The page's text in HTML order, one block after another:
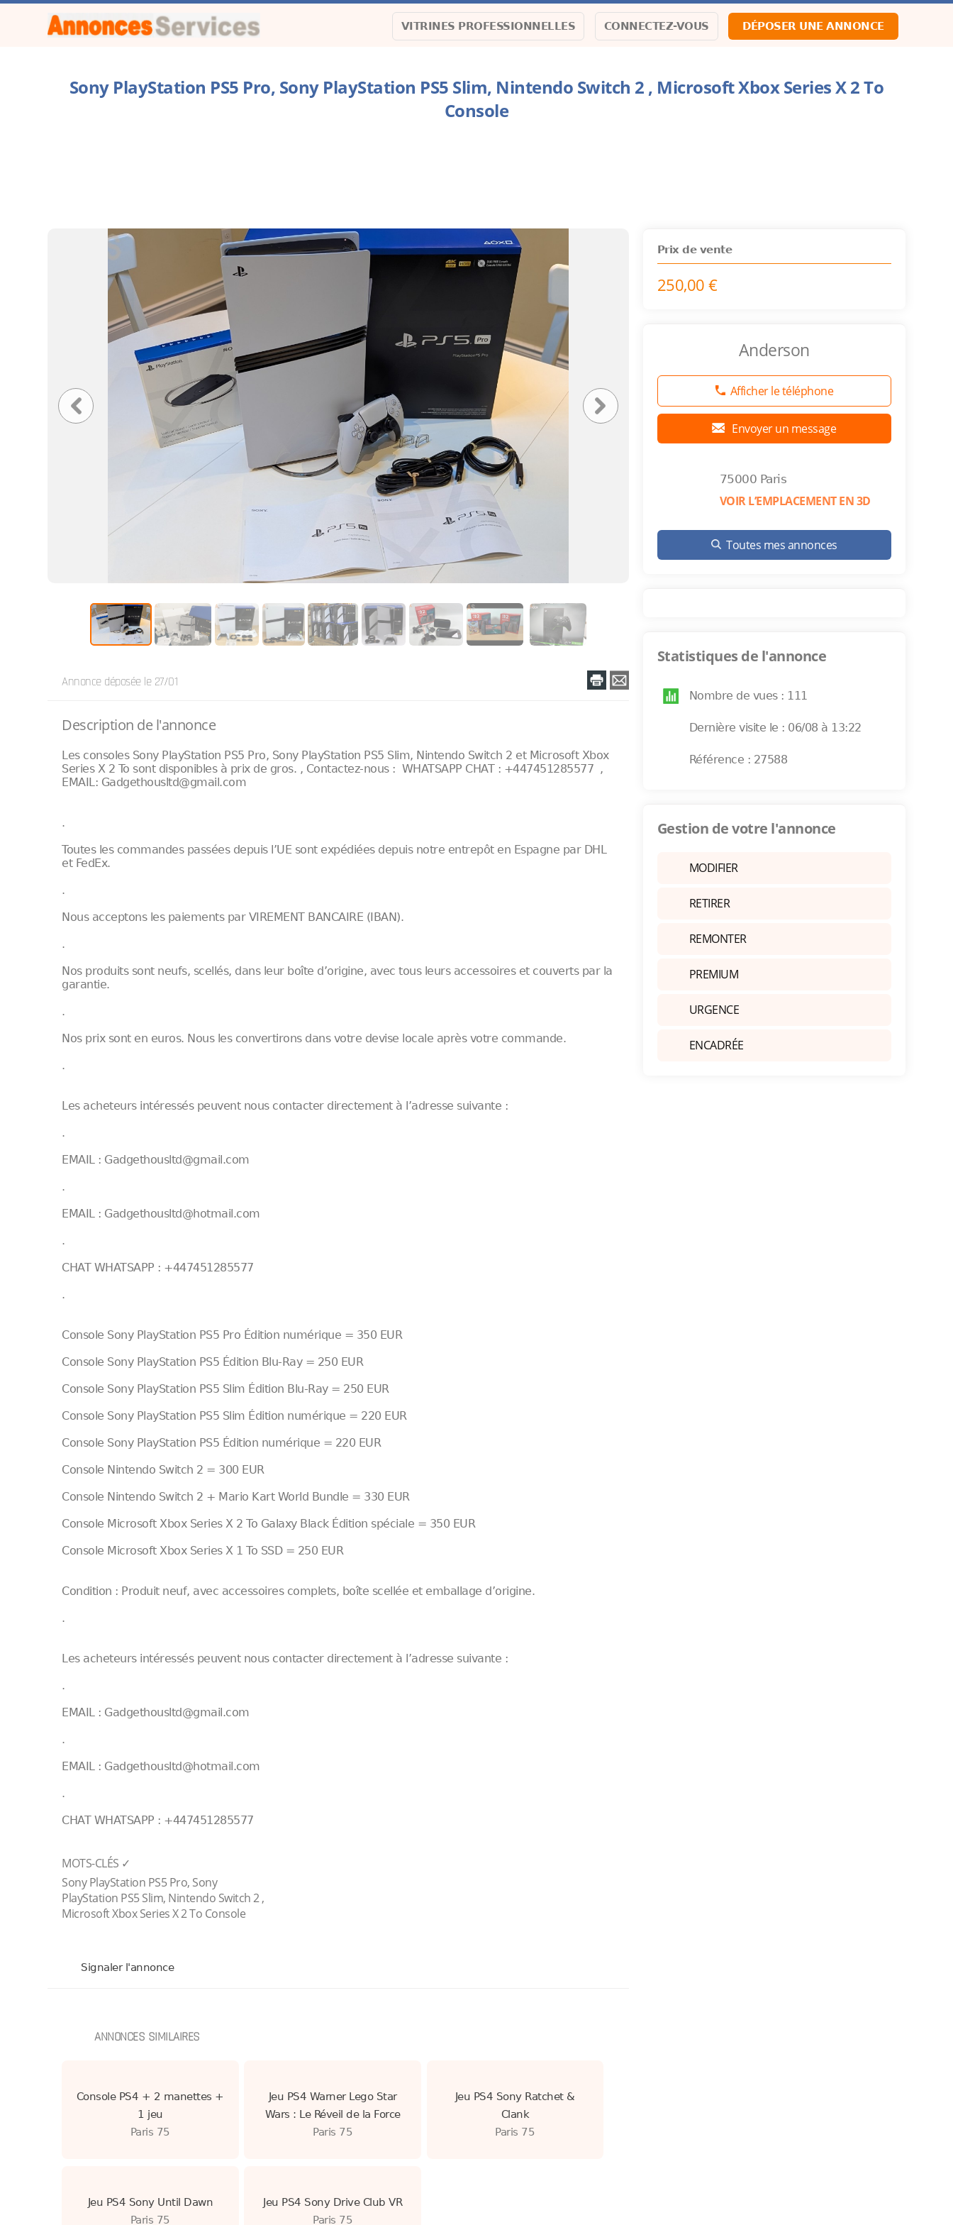
VITRINES PROFESSIONNELLES CONNECTEZ-VOUS DÉPOSER UNE ANNONCE
Sony PlayStation PS5 Pro, Sony PlayStation PS5 Slim, Nintendo Switch 2 , Microsoft Xbox Series X 2 To
Console
Annonce déposée le 27/01
Description de l'annonce
Les consoles Sony PlayStation PS5 Pro, Sony PlayStation PS5 Slim, Nintendo Switch 2 et Microsoft Xbox
Series X 2 To sont disponibles à prix de gros. , Contactez-nous : WHATSAPP CHAT : +447451285577 ,
EMAIL: Gadgethousltd@gmail.com
.
Toutes les commandes passées depuis l’UE sont expédiées depuis notre entrepôt en Espagne par DHL
et FedEx.
.
Nous acceptons les paiements par VIREMENT BANCAIRE (IBAN).
.
Nos produits sont neufs, scellés, dans leur boîte d’origine, avec tous leurs accessoires et couverts par la
garantie.
.
Nos prix sont en euros. Nous les convertirons dans votre devise locale après votre commande.
.
Les acheteurs intéressés peuvent nous contacter directement à l’adresse suivante :
.
EMAIL : Gadgethousltd@gmail.com
.
EMAIL : Gadgethousltd@hotmail.com
.
CHAT WHATSAPP : +447451285577
.
Console Sony PlayStation PS5 Pro Édition numérique = 350 EUR
Console Sony PlayStation PS5 Édition Blu-Ray = 250 EUR
Console Sony PlayStation PS5 Slim Édition Blu-Ray = 250 EUR
Console Sony PlayStation PS5 Slim Édition numérique = 220 EUR
Console Sony PlayStation PS5 Édition numérique = 220 EUR
Console Nintendo Switch 2 = 300 EUR
Console Nintendo Switch 2 + Mario Kart World Bundle = 330 EUR
Console Microsoft Xbox Series X 2 To Galaxy Black Édition spéciale = 350 EUR
Console Microsoft Xbox Series X 1 To SSD = 250 EUR
Condition : Produit neuf, avec accessoires complets, boîte scellée et emballage d’origine.
.
Les acheteurs intéressés peuvent nous contacter directement à l’adresse suivante :
.
EMAIL : Gadgethousltd@gmail.com
.
EMAIL : Gadgethousltd@hotmail.com
.
CHAT WHATSAPP : +447451285577
MOTS-CLÉS ✓
Sony PlayStation PS5 Pro, Sony
PlayStation PS5 Slim, Nintendo Switch 2 ,
Microsoft Xbox Series X 2 To Console
Signaler l'annonce
ANNONCES SIMILAIRES
Console PS4 + 2 manettes +
1 jeu
Paris 75
Jeu PS4 Warner Lego Star
Wars : Le Réveil de la Force
Paris 75
Jeu PS4 Sony Ratchet &
Clank
Paris 75
Jeu PS4 Sony Until Dawn
Paris 75
Jeu PS4 Sony Drive Club VR
Paris 75
Prix de vente
250,00 €
Anderson
Afficher le téléphone
Envoyer un message
75000 Paris
VOIR L’EMPLACEMENT EN 3D
Toutes mes annonces
Statistiques de l'annonce
Nombre de vues : 111
Dernière visite le : 06/08 à 13:22
Référence : 27588
Gestion de votre l'annonce
MODIFIER
RETIRER
REMONTER
PREMIUM
URGENCE
ENCADRÉE